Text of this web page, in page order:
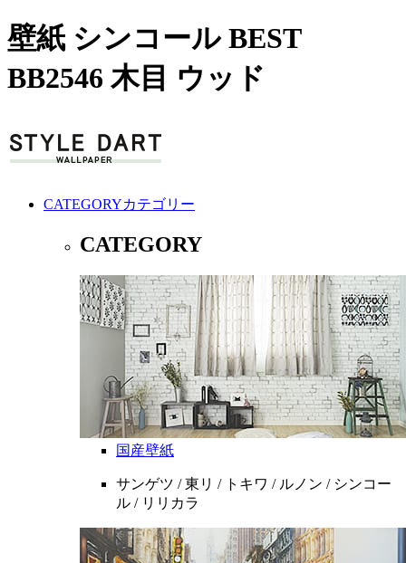
壁紙 シンコール BEST
BB2546 木目 ウッド
CATEGORYカテゴリー
CATEGORY
国産壁紙
サンゲツ / 東リ / トキワ / ルノン / シンコー
ル / リリカラ